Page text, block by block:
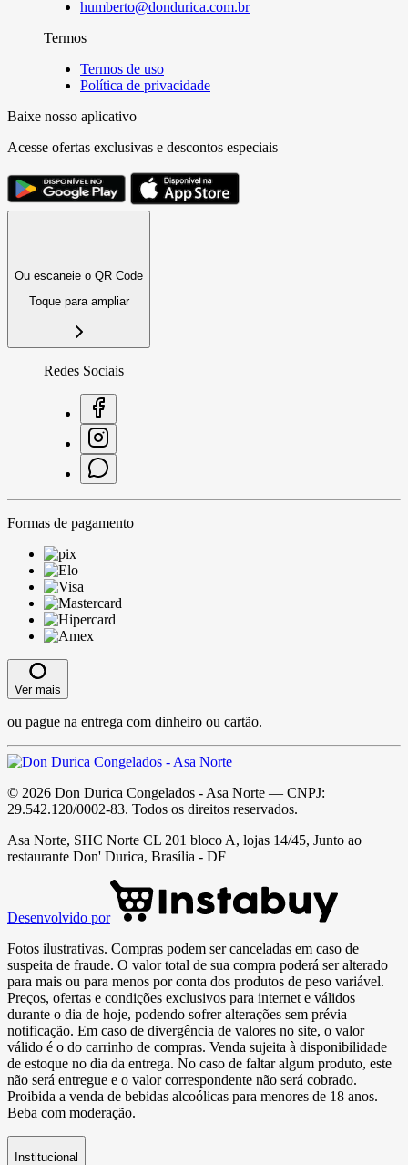
humberto@dondurica.com.br
Termos
Termos de uso
Política de privacidade
Baixe nosso aplicativo
Acesse ofertas exclusivas e descontos especiais
Ou escaneie o QR Code
Toque para ampliar
Redes Sociais
Formas de pagamento
Ver mais
ou pague na entrega com dinheiro ou cartão.
© 2026 Don Durica Congelados - Asa Norte — CNPJ:
29.542.120/0002-83. Todos os direitos reservados.
Asa Norte, SHC Norte CL 201 bloco A, lojas 14/45, Junto ao
restaurante Don' Durica, Brasília - DF
Desenvolvido por
Fotos ilustrativas. Compras podem ser canceladas em caso de
suspeita de fraude. O valor total de sua compra poderá ser alterado
para mais ou para menos por conta dos produtos de peso variável.
Preços, ofertas e condições exclusivos para internet e válidos
durante o dia de hoje, podendo sofrer alterações sem prévia
notificação. Em caso de divergência de valores no site, o valor
válido é o do carrinho de compras. Venda sujeita à disponibilidade
de estoque no dia da entrega. No caso de faltar algum produto, este
não será entregue e o valor correspondente não será cobrado.
Proibida a venda de bebidas alcoólicas para menores de 18 anos.
Beba com moderação.
Institucional